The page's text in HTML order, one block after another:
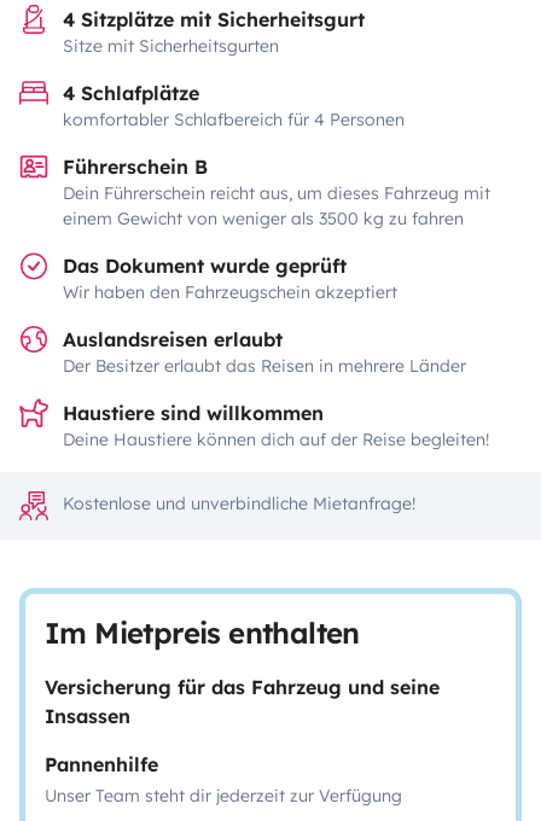
4 Sitzplätze mit Sicherheitsgurt
Sitze mit Sicherheitsgurten
4 Schlafplätze
komfortabler Schlafbereich für 4 Personen
Führerschein B
Dein Führerschein reicht aus, um dieses Fahrzeug mit
einem Gewicht von weniger als 3500 kg zu fahren
Das Dokument wurde geprüft
Wir haben den Fahrzeugschein akzeptiert
Auslandsreisen erlaubt
Der Besitzer erlaubt das Reisen in mehrere Länder
Haustiere sind willkommen
Deine Haustiere können dich auf der Reise begleiten!
Kostenlose und unverbindliche Mietanfrage!
Im Mietpreis enthalten
Versicherung für das Fahrzeug und seine
Insassen
Pannenhilfe
Unser Team steht dir jederzeit zur Verfügung